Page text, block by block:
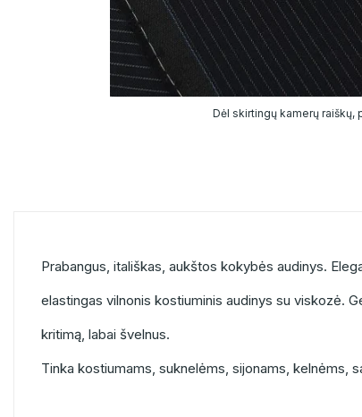
Dėl skirtingų kamerų raiškų,
Prabangus, itališkas, aukštos kokybės audinys.
elastingas vilnonis kostiuminis audinys su viskozė.
kritimą, labai švelnus.
Tinka kostiumams, suknelėms, sijonams, kelnėms,